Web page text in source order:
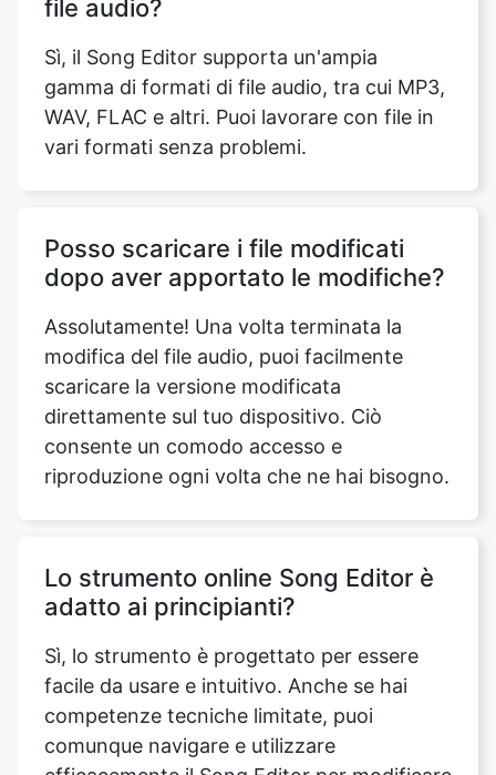
WAV, FLAC e altri. Puoi lavorare con file in
vari formati senza problemi.
Posso scaricare i file modificati
modifica del file audio, puoi facilmente
scaricare la versione modificata
direttamente sul tuo dispositivo. Ciò
consente un comodo accesso e
riproduzione ogni volta che ne hai bisogno.
Lo strumento online Song Editor è
facile da usare e intuitivo. Anche se hai
competenze tecniche limitate, puoi
comunque navigare e utilizzare
efficacemente il Song Editor per modificare
i tuoi file audio.